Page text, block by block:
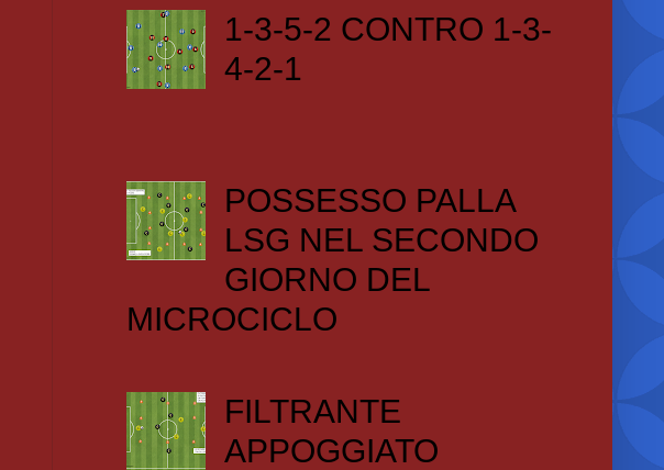
1-3-5-2 CONTRO 1-3-
4-2-1
POSSESSO PALLA
LSG NEL SECONDO
GIORNO DEL
MICROCICLO
FILTRANTE
APPOGGIATO